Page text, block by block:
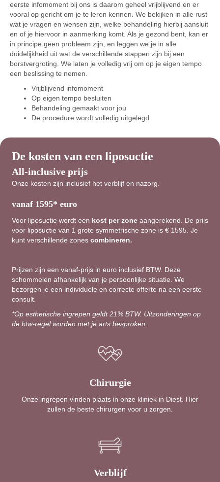
eerste infomoment bij ons is daarom geheel vrijblijvend en er
vooral op gericht om je te leren kennen. We bekijken in alle rust
wat je vragen en wensen zijn, welke behandeling hierbij aansluit
en of je hiervoor in aanmerking komt. Als je gezond bent, kan er
in principe geen probleem zijn, en leggen we je in alle
duidelijkheid uit wat de verschillende stappen zijn bij een
borstvergroting. We laten je volledig vrij om op je eigen tempo
een beslissing te nemen.
Vrijblijvend infomoment
Op eigen tempo besluiten
Behandeling gemaakt voor jou
De procedure wordt volledig uitgelegd
De kosten van een liposuctie
All-inclusive prijs
Onze kosten zijn inclusief het verblijf en nazorg.
vanaf 1595* euro
Voor liposuctie wordt een kost per zone aangerekend. De prijs
voor liposuctie van 1 grote symmetrische zone is € 1595. Je
kunt verschillende zones combineren.
Prijzen zijn een vanaf-prijs in euro inclusief BTW. Deze
schommelen afhankelijk van je persoonlijke situatie. We
bezorgen je een individuele en correcte offerte na een eerste
consult.
*Op esthetische ingrepen geldt 21% BTW. Uitzonderingen op
de btw-regel worden met je arts besproken.
Chirurgie
Onze ingrepen vinden plaats in onze kliniek in Diest. Hier
zullen de beste chirurgen voor u zorgen.
Verblijf